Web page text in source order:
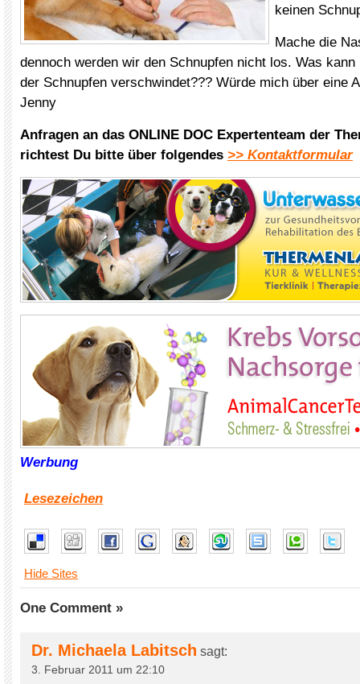
keinen
Mache die
dennoch werden wir den Schnupfen nicht los. Was
der Schnupfen verschwindet??? Würde mich über eine
Jenny
Anfragen an das ONLINE DOC Expertenteam der
richtest Du bitte über folgendes >> Kontaktformular
Werbung
Lesezeichen
Hide Sites
One Comment »
Dr. Michaela Labitsch sagt:
3. Februar 2011 um 22:10